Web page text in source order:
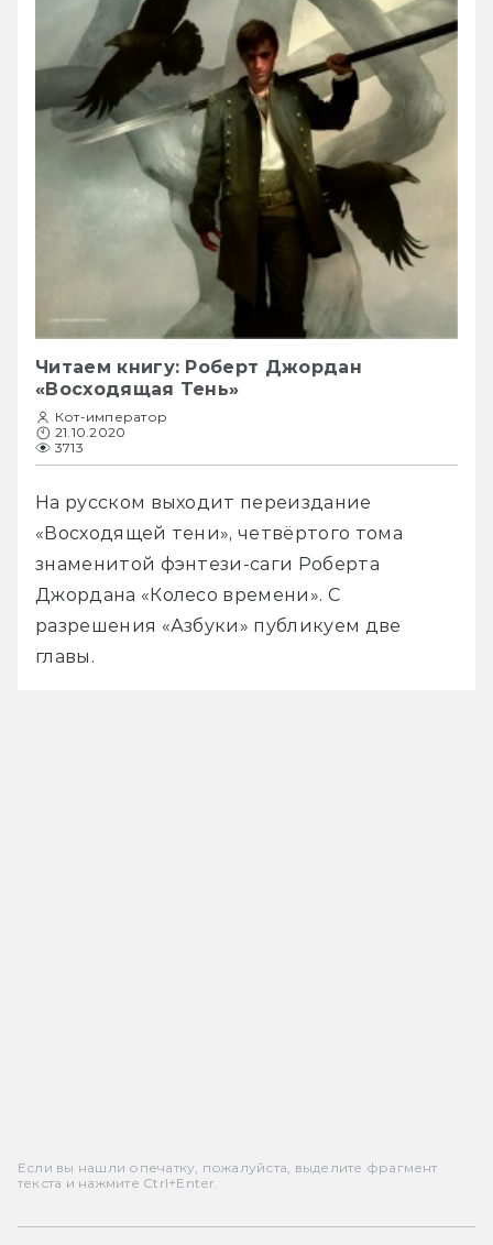
Читаем книгу: Роберт Джордан
«Восходящая Тень»
Кот-император
21.10.2020
3713
На русском выходит переиздание
«Восходящей тени», четвёртого тома
знаменитой фэнтези-саги Роберта
Джордана «Колесо времени». С
разрешения «Азбуки» публикуем две
главы.
Если вы нашли опечатку, пожалуйста, выделите фрагмент
текста и нажмите Ctrl+Enter.